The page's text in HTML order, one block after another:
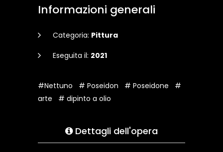
Informazioni generali
Categoria: Pittura
Eseguita il: 2021
#Nettuno # Poseidon # Poseidone
#
arte
# dipinto a olio
Dettagli dell'opera